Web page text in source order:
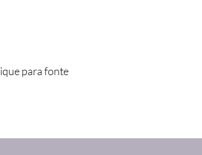
para fonte